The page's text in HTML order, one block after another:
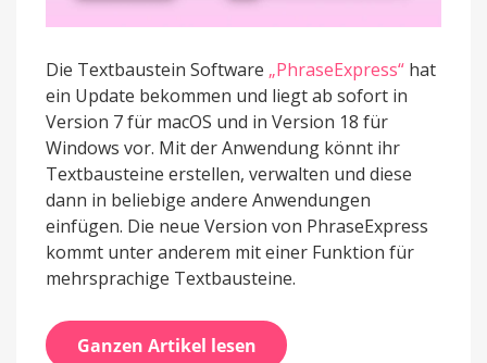
Die Textbaustein Software „PhraseExpress“ hat
ein Update bekommen und liegt ab sofort in
Version 7 für macOS und in Version 18 für
Windows vor. Mit der Anwendung könnt ihr
Textbausteine erstellen, verwalten und diese
dann in beliebige andere Anwendungen
einfügen. Die neue Version von PhraseExpress
kommt unter anderem mit einer Funktion für
mehrsprachige Textbausteine.
Ganzen Artikel lesen